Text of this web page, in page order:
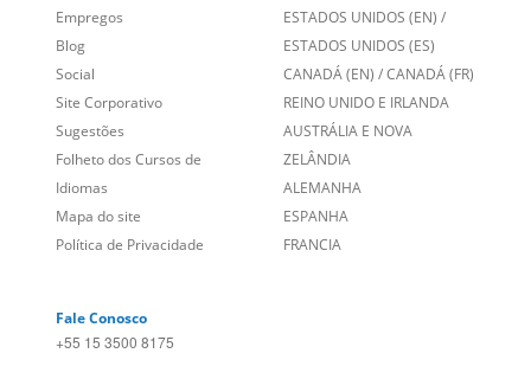
Social
Site Corporativo
Sugestões
Folheto dos Cursos de
Idiomas
Mapa do site
Política de Privacidade
CANADÁ (EN)/CANADÁ (FR)
REINO UNIDO E IRLANDA
AUSTRÁLIA E NOVA
ZELÂNDIA
ALEMANHA
ESPANHA
FRANCIA
Alameda Vicente Pinzon, 173 - 4º andar, Vila Olímpia - São